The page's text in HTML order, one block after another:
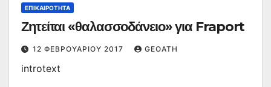
ΕΠΙΚΑΙΡΌΤΗΤΑ
Ζητείται «θαλασσοδάνειο» για Fraport
12 ΦΕΒΡΟΥΑΡΊΟΥ 2017 GEOATH
introtext